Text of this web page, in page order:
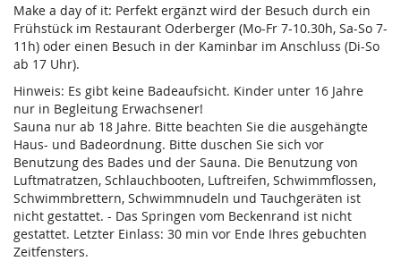
Make a day of it: Perfekt ergänzt wird der Besuch durch ein
Frühstück im Restaurant Oderberger (Mo-Fr 7-10.30h, Sa-So 7-
11h) oder einen Besuch in der Kaminbar im Anschluss (Di-So
ab 17 Uhr).
Hinweis: Es gibt keine Badeaufsicht. Kinder unter 16 Jahre
nur in Begleitung Erwachsener!
Sauna nur ab 18 Jahre. Bitte beachten Sie die ausgehängte
Haus- und Badeordnung. Bitte duschen Sie sich vor
Benutzung des Bades und der Sauna. Die Benutzung von
Luftmatratzen, Schlauchbooten, Luftreifen, Schwimmflossen,
Schwimmbrettern, Schwimmnudeln und Tauchgeräten ist
nicht gestattet. - Das Springen vom Beckenrand ist nicht
gestattet. Letzter Einlass: 30 min vor Ende Ihres gebuchten
Zeitfensters.